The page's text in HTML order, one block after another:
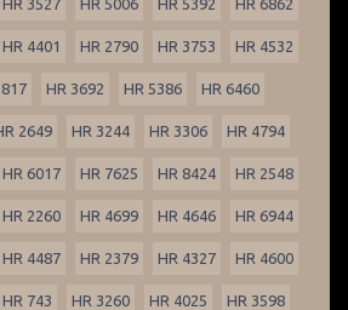
HR 3527 HR 5006 HR 5392 HR 6862
HR 4401 HR 2790 HR 3753 HR 4532
HR 3692 HR 5386 HR 6460
2649 HR 3244 HR 3306 HR 4794
HR 6017 HR 7625 HR 8424 HR 2548
HR 2260 HR 4699 HR 4646 HR 6944
HR 4487 HR 2379 HR 4327 HR 4600
HR 743 HR 3260 HR 4025 HR 3598